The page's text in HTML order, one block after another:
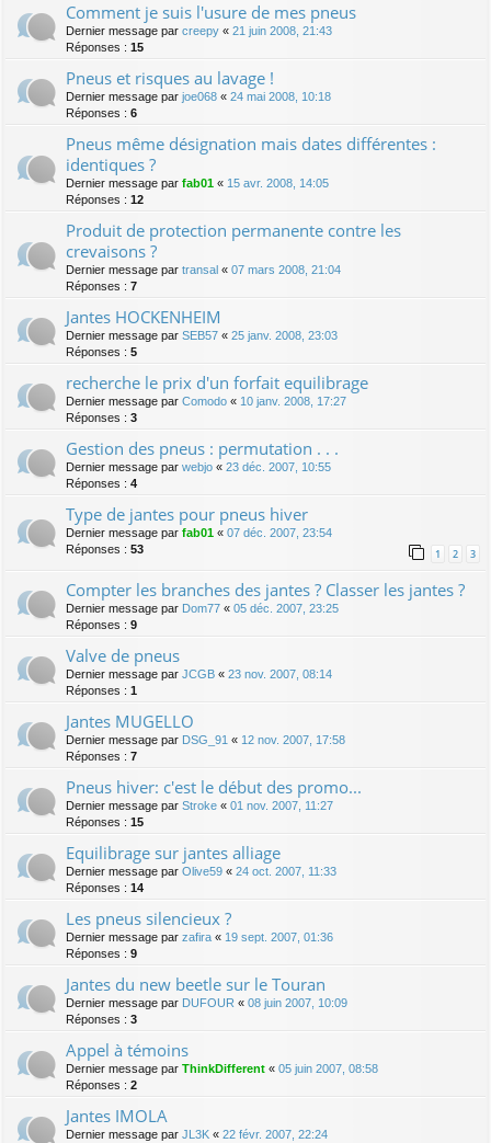
Comment je suis l'usure de mes pneus
Dernier message par creepy « 21 juin 2008, 21:43
Réponses : 15
Pneus et risques au lavage !
Dernier message par joe068 « 24 mai 2008, 10:18
Réponses : 6
Pneus même désignation mais dates différentes :
identiques ?
Dernier message par fab01 « 15 avr. 2008, 14:05
Réponses : 12
Produit de protection permanente contre les
crevaisons ?
Dernier message par transal « 07 mars 2008, 21:04
Réponses : 7
Jantes HOCKENHEIM
Dernier message par SEB57 « 25 janv. 2008, 23:03
Réponses : 5
recherche le prix d'un forfait equilibrage
Dernier message par Comodo « 10 janv. 2008, 17:27
Réponses : 3
Gestion des pneus : permutation . . .
Dernier message par webjo « 23 déc. 2007, 10:55
Réponses : 4
Type de jantes pour pneus hiver
Dernier message par fab01 « 07 déc. 2007, 23:54
Réponses : 53 1 2 3
Compter les branches des jantes ? Classer les jantes ?
Dernier message par Dom77 « 05 déc. 2007, 23:25
Réponses : 9
Valve de pneus
Dernier message par JCGB « 23 nov. 2007, 08:14
Réponses : 1
Jantes MUGELLO
Dernier message par DSG_91 « 12 nov. 2007, 17:58
Réponses : 7
Pneus hiver: c'est le début des promo...
Dernier message par Stroke « 01 nov. 2007, 11:27
Réponses : 15
Equilibrage sur jantes alliage
Dernier message par Olive59 « 24 oct. 2007, 11:33
Réponses : 14
Les pneus silencieux ?
Dernier message par zafira « 19 sept. 2007, 01:36
Réponses : 9
Jantes du new beetle sur le Touran
Dernier message par DUFOUR « 08 juin 2007, 10:09
Réponses : 3
Appel à témoins
Dernier message par ThinkDifferent « 05 juin 2007, 08:58
Réponses : 2
Jantes IMOLA
Dernier message par JL3K « 22 févr. 2007, 22:24